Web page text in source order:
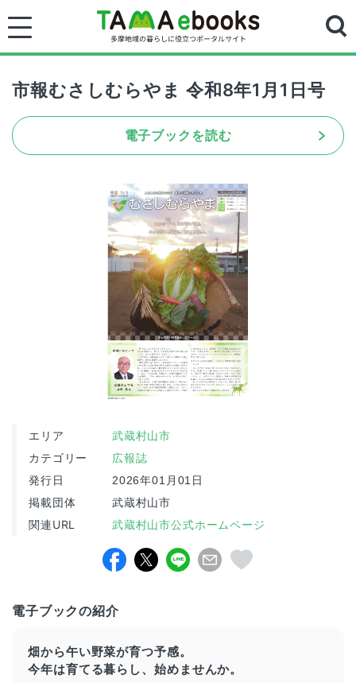
市報むさしむらやま 令和8年1月1日号
電子ブックを読む
エリア 武蔵村山市
カテゴリー 広報誌
発行日 2026年01月01日
掲載団体 武蔵村山市
関連URL 武蔵村山市公式ホームページ
電子ブックの紹介
畑から午い野菜が育つ予感。
今年は育てる暮らし、始めませんか。